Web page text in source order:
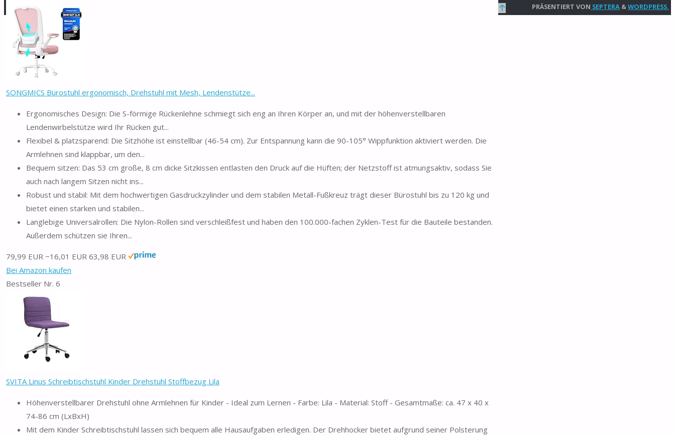
SONGMICS Bürostuhl ergonomisch, Drehstuhl mit Mesh, Lendenstütze...
Ergonomisches Design: Die S-förmige Rückenlehne schmiegt sich eng an Ihren Körper an, und mit der höhenverstellbaren
Lendenwirbelstütze wird Ihr Rücken gut...
Flexibel & platzsparend: Die Sitzhöhe ist einstellbar (46-54 cm). Zur Entspannung kann die 90-105° Wippfunktion aktiviert werden. Die
Armlehnen sind klappbar, um den...
Bequem sitzen: Das 53 cm große, 8 cm dicke Sitzkissen entlasten den Druck auf die Hüften; der Netzstoff ist atmungsaktiv, sodass Sie
auch nach langem Sitzen nicht ins...
Robust und stabil: Mit dem hochwertigen Gasdruckzylinder und dem stabilen Metall-Fußkreuz trägt dieser Bürostuhl bis zu 120 kg und
bietet einen starken und stabilen...
Langlebige Universalrollen: Die Nylon-Rollen sind verschleißfest und haben den 100.000-fachen Zyklen-Test für die Bauteile bestanden.
Außerdem schützen sie Ihren...
79,99 EUR −16,01 EUR 63,98 EUR
Bei Amazon kaufen
Bestseller Nr. 6
SVITA Linus Schreibtischstuhl Kinder Drehstuhl Stoffbezug Lila
Höhenverstellbarer Drehstuhl ohne Armlehnen für Kinder - Ideal zum Lernen - Farbe: Lila - Material: Stoff - Gesamtmaße: ca. 47 x 40 x
74-86 cm (LxBxH)
Mit dem Kinder Schreibtischstuhl lassen sich bequem alle Hausaufgaben erledigen. Der Drehhocker bietet aufgrund seiner Polsterung
PRÄSENTIERT VON SEPTERA &WORDPRESS.
Zurück